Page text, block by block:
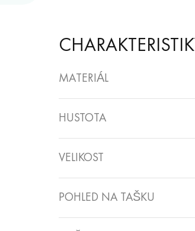
MATERIÁL
HUSTOTA
VELIKOST
POHLED NA TAŠKU